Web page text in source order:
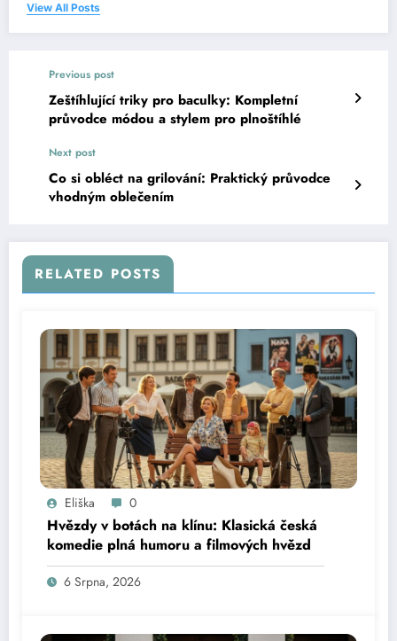
View All Posts
Previous post
Zeštíhlující triky pro baculky: Kompletní
průvodce módou a stylem pro plnoštíhlé
Next post
Co si obléct na grilování: Praktický průvodce
vhodným oblečením
RELATED POSTS
Eliška 0
Hvězdy v botách na klínu: Klasická česká
komedie plná humoru a filmových hvězd
6 Srpna, 2026